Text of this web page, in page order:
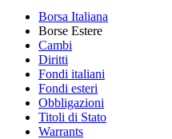
Borsa Italiana
Borse Estere
Cambi
Diritti
Fondi italiani
Fondi esteri
Obbligazioni
Titoli di Stato
Warrants